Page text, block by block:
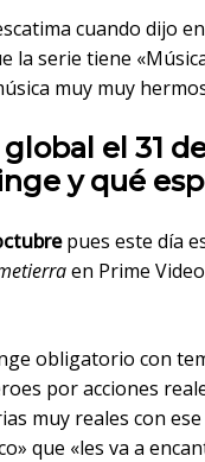
cuando dijo
la serie tiene
muy muy
global el 31
y qué
pues este día
en Prime
obligatorio con
por acciones
muy reales con
que «les va a